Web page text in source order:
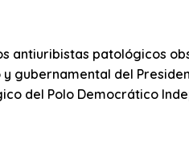
antiuribistas patológicos
gubernamental del
del Polo Democrático